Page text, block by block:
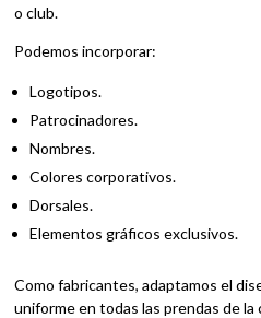
o club.
Podemos incorporar:
Logotipos.
Patrocinadores.
Nombres.
Colores corporativos.
Dorsales.
Elementos gráficos exclusivos.
Como fabricantes, adaptamos el
uniforme en todas las prendas de la